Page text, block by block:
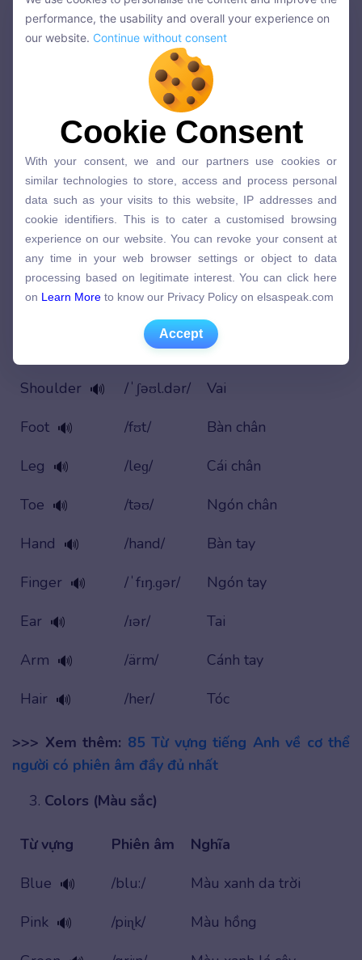
Aunt 🔊 /ænt/ Cô
Từ vựng Phiên âm
Head 🔊 /hed/
Đầu
Face 🔊 /feɪs/
Mặt
Nose 🔊 /nəʊz/
Mũi
Mouth 🔊 /maʊθ/
Miệng
/nek/
Cổ
Shoulder 🔊 /ˈʃəʊl.dər/
Vai
Foot 🔊 /fʊt/
Bàn chân
Leg 🔊 /leɡ/
Cái chân
Toe 🔊 /təʊ/
Ngón chân
Hand 🔊 /hand/
Bàn tay
Finger 🔊 /ˈfɪŋ.ɡər/
Ngón tay
Ear 🔊 /ɪər/
Tai
Arm 🔊 /ärm/
Cánh tay
Hair 🔊 /her/ Tóc
>>> Xem thêm: 85 Từ vựng tiếng Anh về cơ thể
người có phiên âm đầy đủ nhất
Colors (Màu sắc)
Từ vựng Phiên âm
Nghĩa
Blue 🔊 /blu:/
Màu xanh da trời
Pink 🔊 /piɳk/
Màu hồng
We use cookies to personalise the content and improve the
performance, the usability and overall your experience on
Continue without consent
Cookie Consent
similar technologies to store, access and process personal
data such as your visits to this website, IP addresses and
cookie identifiers. This is to cater a customised browsing
experience on our website. You can revoke your consent at
any time in your web browser settings or object to data
processing based on legitimate interest. You can click here
on
Learn More to know our Privacy Policy on elsaspeak.com
Accept
performance, the usability and overall your experience on
our website. Continue without consent
Cookie Consent
With your consent, we and our partners use cookies or
similar technologies to store, access and process personal
data such as your visits to this website, IP addresses and
cookie identifiers. This is to cater a customised browsing
experience on our website. You can revoke your consent at
any time in your web browser settings or object to data
processing based on legitimate interest. You can click here
on Learn More to know our Privacy Policy on elsaspeak.com
Accept